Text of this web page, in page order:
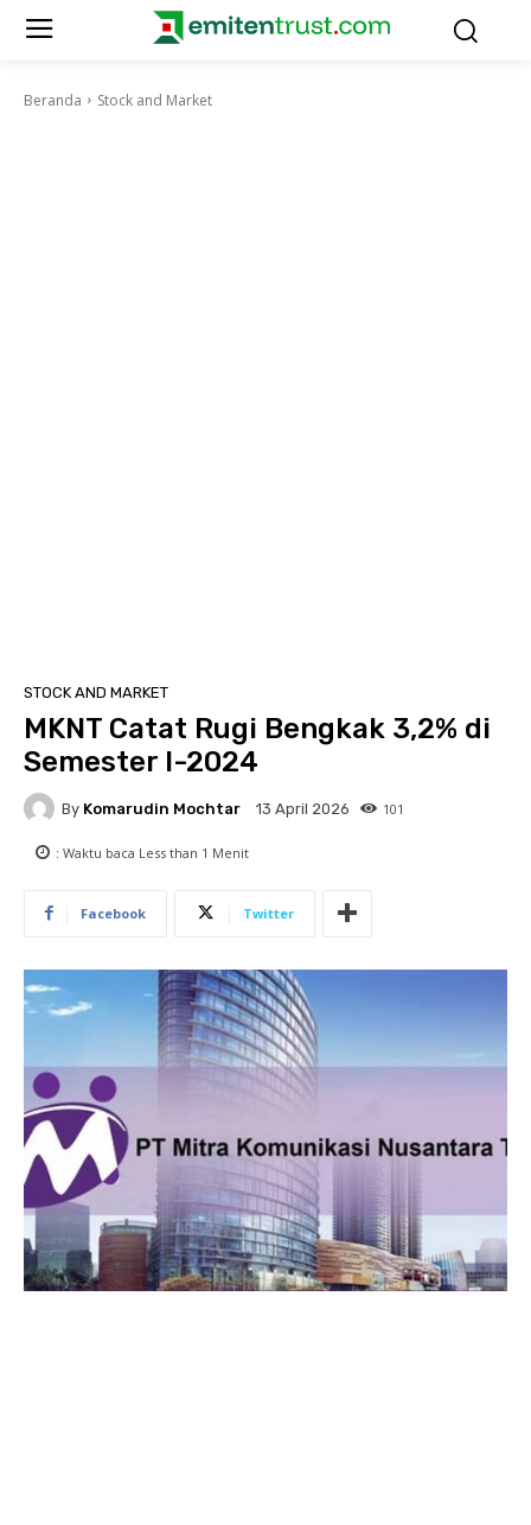
Beranda Stock and Market
STOCK AND MARKET
MKNT Catat Rugi Bengkak 3,2% di
Semester I-2024
By Komarudin Mochtar 13 April 2026 101
: Waktu baca Less than 1 Menit
Facebook Twitter